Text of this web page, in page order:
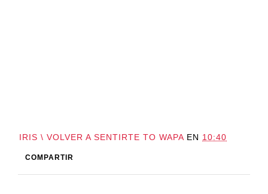
IRIS \ VOLVER A SENTIRTE TO WAPA EN 10:40
COMPARTIR